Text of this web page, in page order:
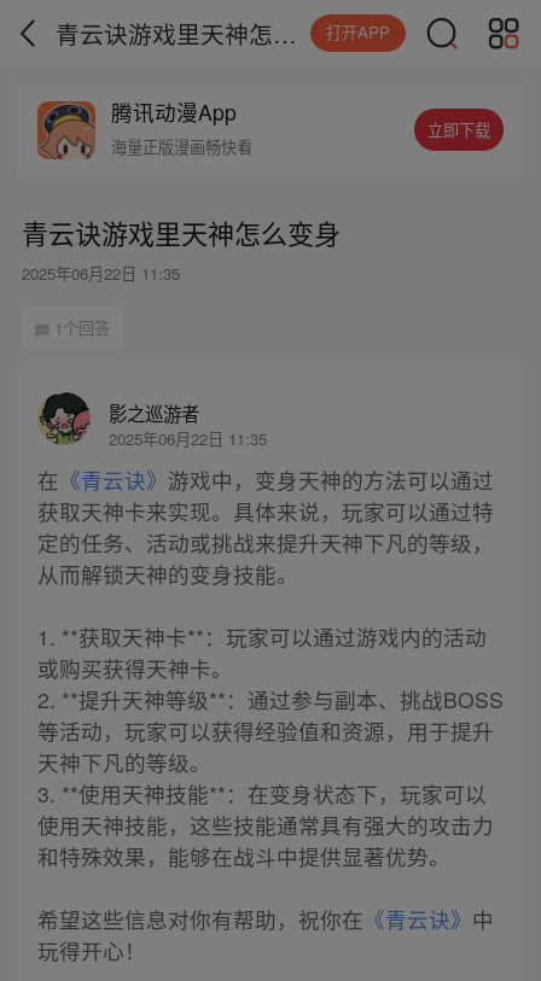
青云诀游戏里天神怎么变身 打开APP
腾讯动漫App
海量正版漫画畅快看
立即下载
青云诀游戏里天神怎么变身
2025年06月22日 11:35
1个回答
影之巡游者
2025年06月22日 11:35
在 《青云诀》 游戏中，变身天神的方法可以通过
获取天神卡来实现。具体来说，玩家可以通过特
定的任务、活动或挑战来提升天神下凡的等级，
从而解锁天神的变身技能。
1. **获取天神卡**：玩家可以通过游戏内的活动
或购买获得天神卡。
2. **提升天神等级**：通过参与副本、挑战BOSS
等活动，玩家可以获得经验值和资源，用于提升
天神下凡的等级。
3. **使用天神技能**：在变身状态下，玩家可以
使用天神技能，这些技能通常具有强大的攻击力
和特殊效果，能够在战斗中提供显著优势。
希望这些信息对你有帮助，祝你在 《青云诀》 中
玩得开心！